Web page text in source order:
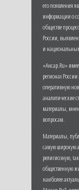
его появления
информации о
обществе
России,
и
«Ансар.Ru»
регионах
оперативную
аналитические
материалы,
вопросам.
Материалы,
самую широкую
религиозную,
общественную
наиболее